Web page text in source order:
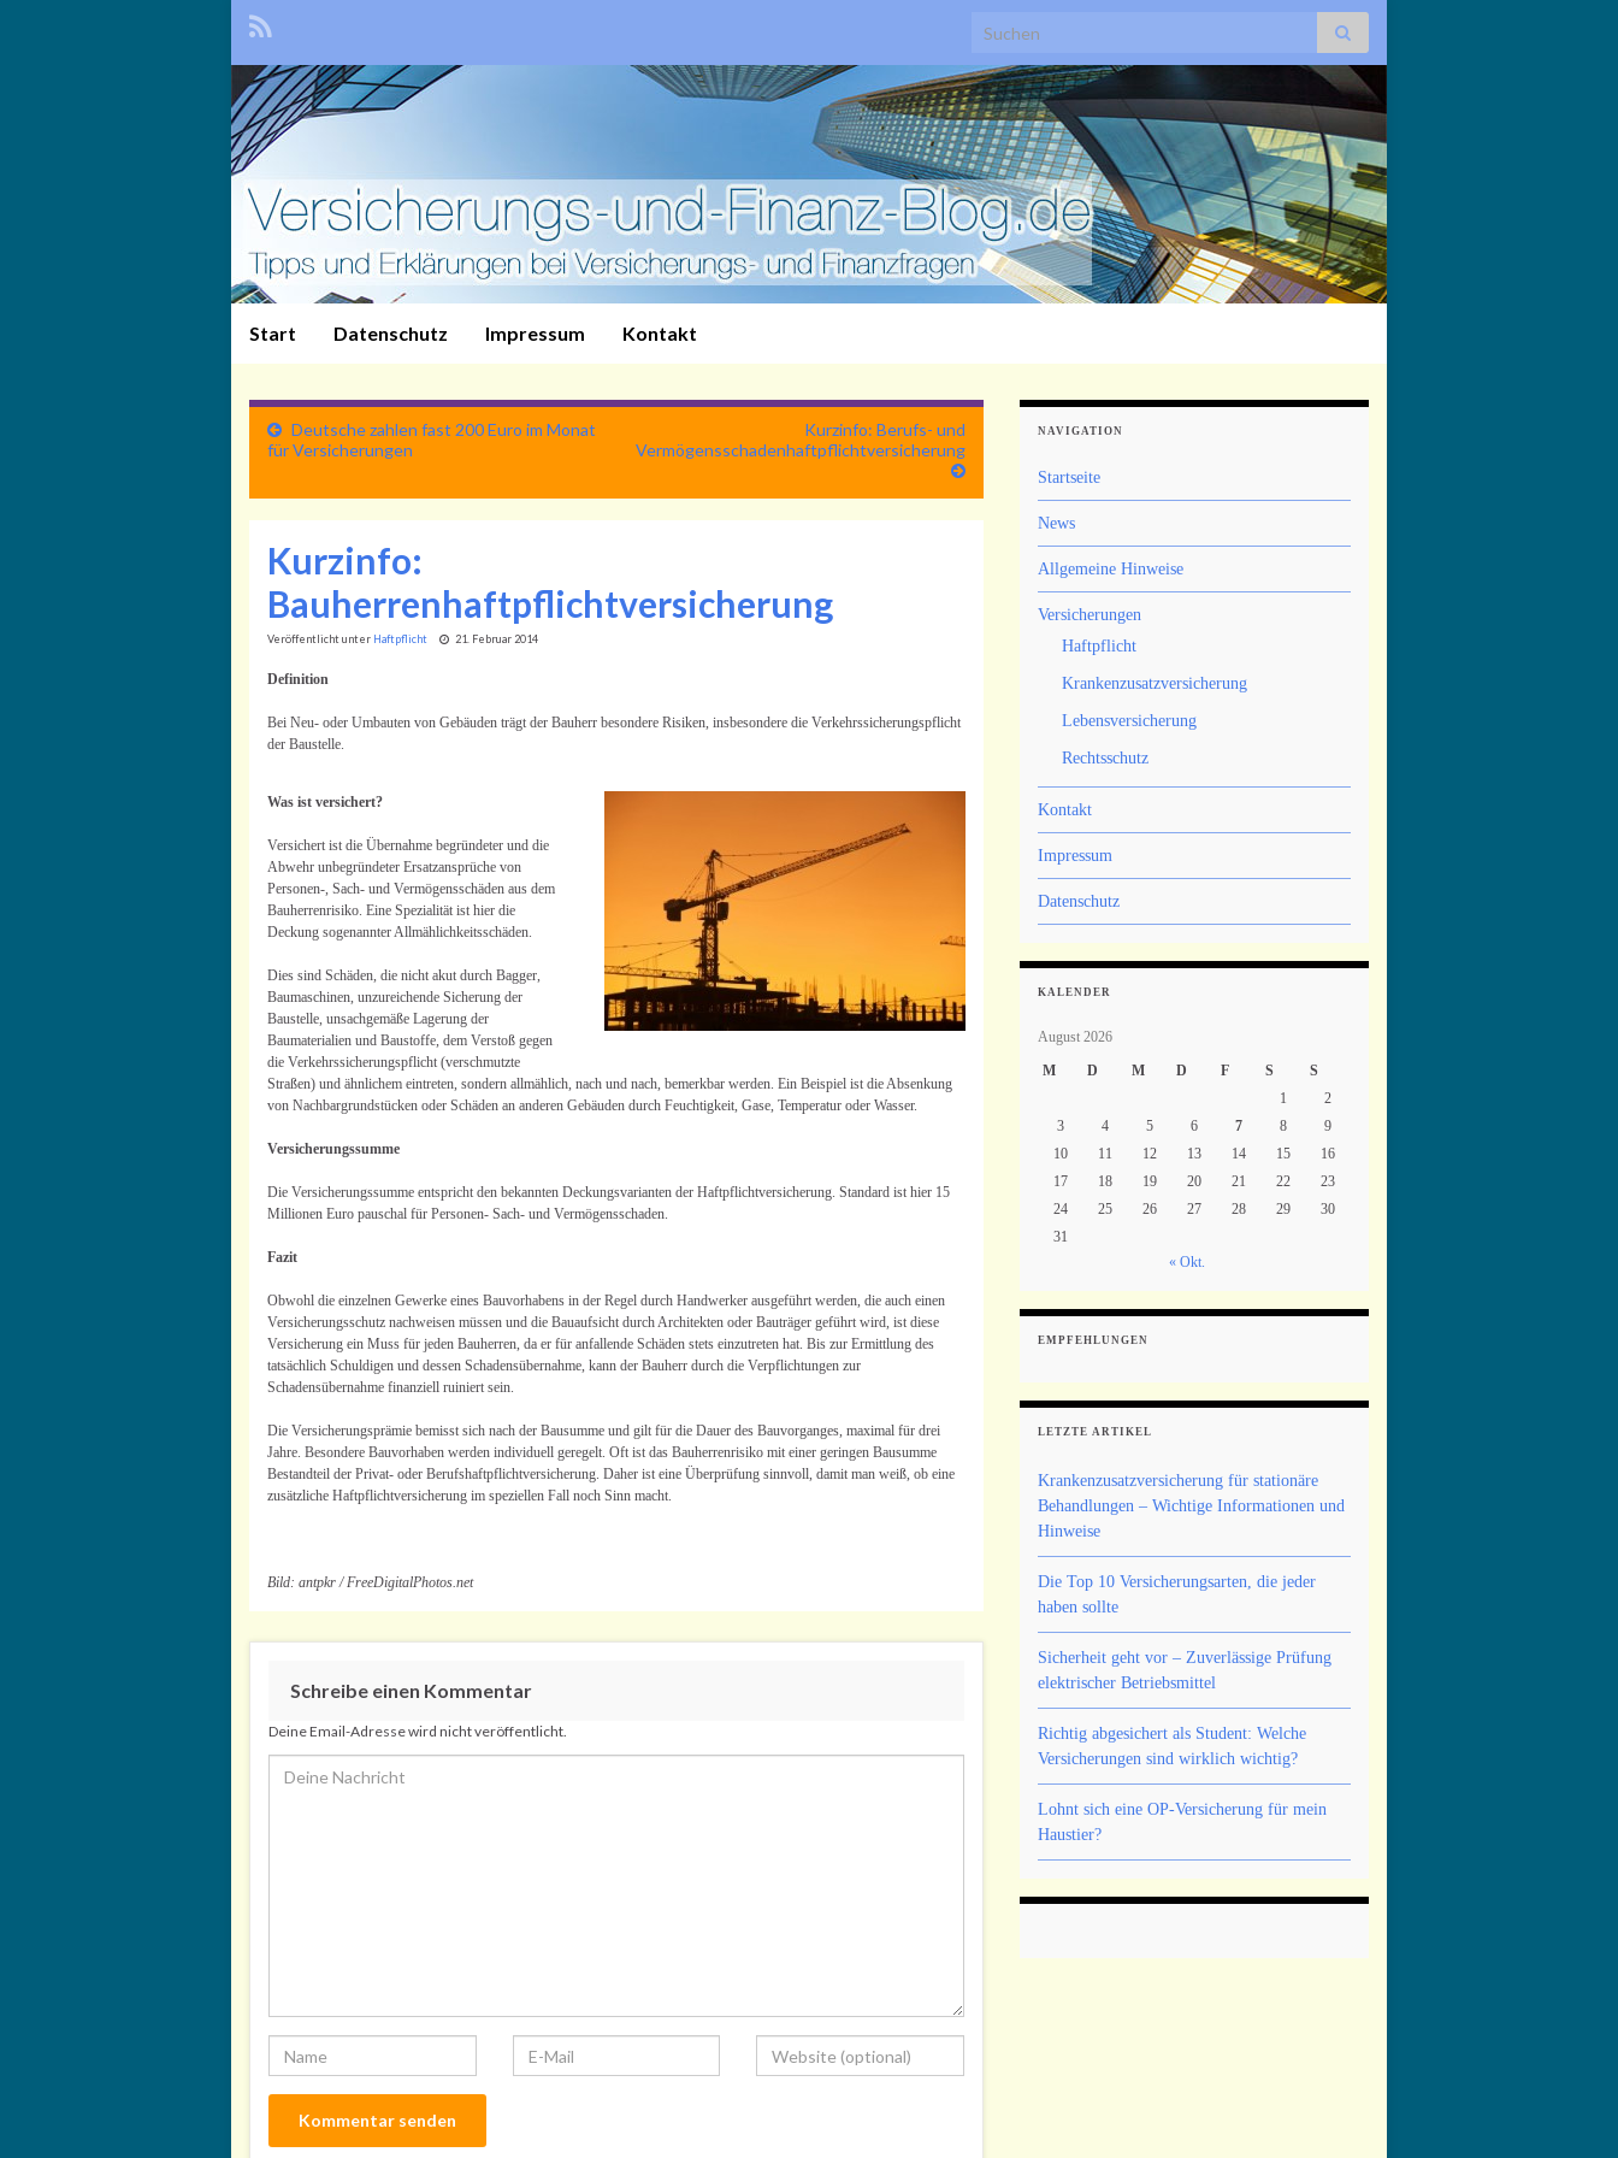
Start Datenschutz Impressum Kontakt
Deutsche zahlen fast 200 Euro im Monat
für Versicherungen
Kurzinfo: Berufs- und
Vermögensschadenhaftpflichtversicherung
Kurzinfo:
Bauherrenhaftpflichtversicherung
Veröffentlicht unter Haftpflicht 21. Februar 2014
Definition
Bei Neu- oder Umbauten von Gebäuden trägt der Bauherr besondere Risiken, insbesondere die Verkehrssicherungspflicht
der Baustelle.
Was ist versichert?
Versichert ist die Übernahme begründeter und die
Abwehr unbegründeter Ersatzansprüche von
Personen-, Sach- und Vermögensschäden aus dem
Bauherrenrisiko. Eine Spezialität ist hier die
Deckung sogenannter Allmählichkeitsschäden.
Dies sind Schäden, die nicht akut durch Bagger,
Baumaschinen, unzureichende Sicherung der
Baustelle, unsachgemäße Lagerung der
Baumaterialien und Baustoffe, dem Verstoß gegen
die Verkehrssicherungspflicht (verschmutzte
Straßen) und ähnlichem eintreten, sondern allmählich, nach und nach, bemerkbar werden. Ein Beispiel ist die Absenkung
von Nachbargrundstücken oder Schäden an anderen Gebäuden durch Feuchtigkeit, Gase, Temperatur oder Wasser.
Versicherungssumme
Die Versicherungssumme entspricht den bekannten Deckungsvarianten der Haftpflichtversicherung. Standard ist hier 15
Millionen Euro pauschal für Personen- Sach- und Vermögensschaden.
Fazit
Obwohl die einzelnen Gewerke eines Bauvorhabens in der Regel durch Handwerker ausgeführt werden, die auch einen
Versicherungsschutz nachweisen müssen und die Bauaufsicht durch Architekten oder Bauträger geführt wird, ist diese
Versicherung ein Muss für jeden Bauherren, da er für anfallende Schäden stets einzutreten hat. Bis zur Ermittlung des
tatsächlich Schuldigen und dessen Schadensübernahme, kann der Bauherr durch die Verpflichtungen zur
Schadensübernahme finanziell ruiniert sein.
Die Versicherungsprämie bemisst sich nach der Bausumme und gilt für die Dauer des Bauvorganges, maximal für drei
Jahre. Besondere Bauvorhaben werden individuell geregelt. Oft ist das Bauherrenrisiko mit einer geringen Bausumme
Bestandteil der Privat- oder Berufshaftpflichtversicherung. Daher ist eine Überprüfung sinnvoll, damit man weiß, ob eine
zusätzliche Haftpflichtversicherung im speziellen Fall noch Sinn macht.
Bild: antpkr / FreeDigitalPhotos.net
Schreibe einen Kommentar
Deine Email-Adresse wird nicht veröffentlicht.
NAVIGATION
Startseite
News
Allgemeine Hinweise
Versicherungen
Haftpflicht
Krankenzusatzversicherung
Lebensversicherung
Rechtsschutz
Kontakt
Impressum
Datenschutz
KALENDER
August 2026
M
D M D F S
S
1
2
3
4 5 6 7 8
9
10
11 12 13 14 15
16
17
18 19 20 21 22
23
24
25 26 27 28 29
30
31
« Okt.
EMPFEHLUNGEN
LETZTE ARTIKEL
Krankenzusatzversicherung für stationäre
Behandlungen – Wichtige Informationen und
Hinweise
Die Top 10 Versicherungsarten, die jeder
haben sollte
Sicherheit geht vor – Zuverlässige Prüfung
elektrischer Betriebsmittel
Richtig abgesichert als Student: Welche
Versicherungen sind wirklich wichtig?
Lohnt sich eine OP-Versicherung für mein
Haustier?